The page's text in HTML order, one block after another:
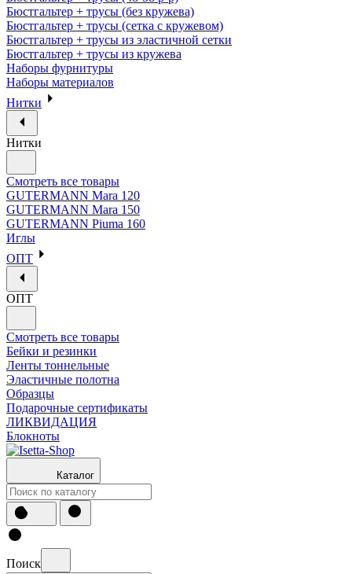
Бюстгальтер + трусы (без кружева)
Бюстгальтер + трусы (сетка с кружевом)
Бюстгальтер + трусы из эластичной сетки
Бюстгальтер + трусы из кружева
Наборы фурнитуры
Наборы материалов
Нитки
Нитки
Смотреть все товары
GUTERMANN Mara 120
GUTERMANN Mara 150
GUTERMANN Piuma 160
Иглы
ОПТ
ОПТ
Смотреть все товары
Бейки и резинки
Ленты тоннельные
Эластичные полотна
Образцы
Подарочные сертификаты
ЛИКВИДАЦИЯ
Блокноты
Каталог
Поиск